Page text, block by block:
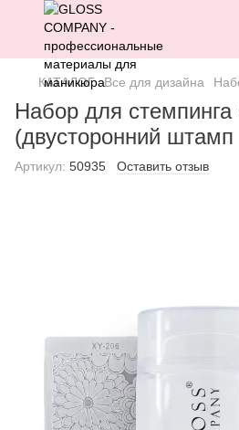
КАТАЛОГ Все для дизайна
Набор для стемпинга
(двусторонний штамп
Артикул: 50935 Оставить отзыв